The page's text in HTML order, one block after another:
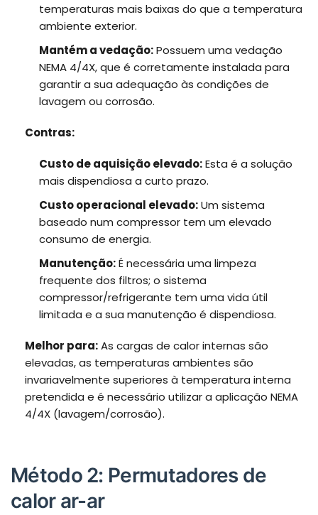
temperaturas mais baixas do que a temperatura
ambiente exterior.
Mantém a vedação:Possuem uma vedação
NEMA 4/4X, que é corretamente instalada para
garantir a sua adequação às condições de
lavagem ou corrosão.
Contras:
Custo de aquisição elevado:Esta é a solução
mais dispendiosa a curto prazo.
Custo operacional elevado:Um sistema
baseado num compressor tem um elevado
consumo de energia.
Manutenção:É necessária uma limpeza
frequente dos filtros; o sistema
compressor/refrigerante tem uma vida útil
limitada e a sua manutenção é dispendiosa.
Melhor para:As cargas de calor internas são
elevadas, as temperaturas ambientes são
invariavelmente superiores à temperatura interna
pretendida e é necessário utilizar a aplicação NEMA
4/4X (lavagem/corrosão).
Método 2: Permutadores de
calor ar-ar